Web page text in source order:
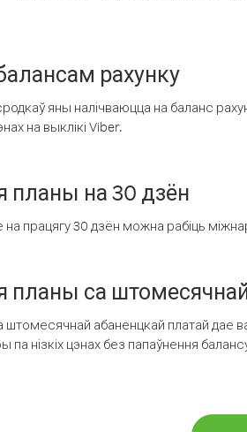
рахунку
яны налічваюцца на баланс
на выклікі Viber.
на 30 дзён
працягу 30 дзён можна рабіць
са
абаненцкай платай дае
па нізкіх цэнах без папаўнення